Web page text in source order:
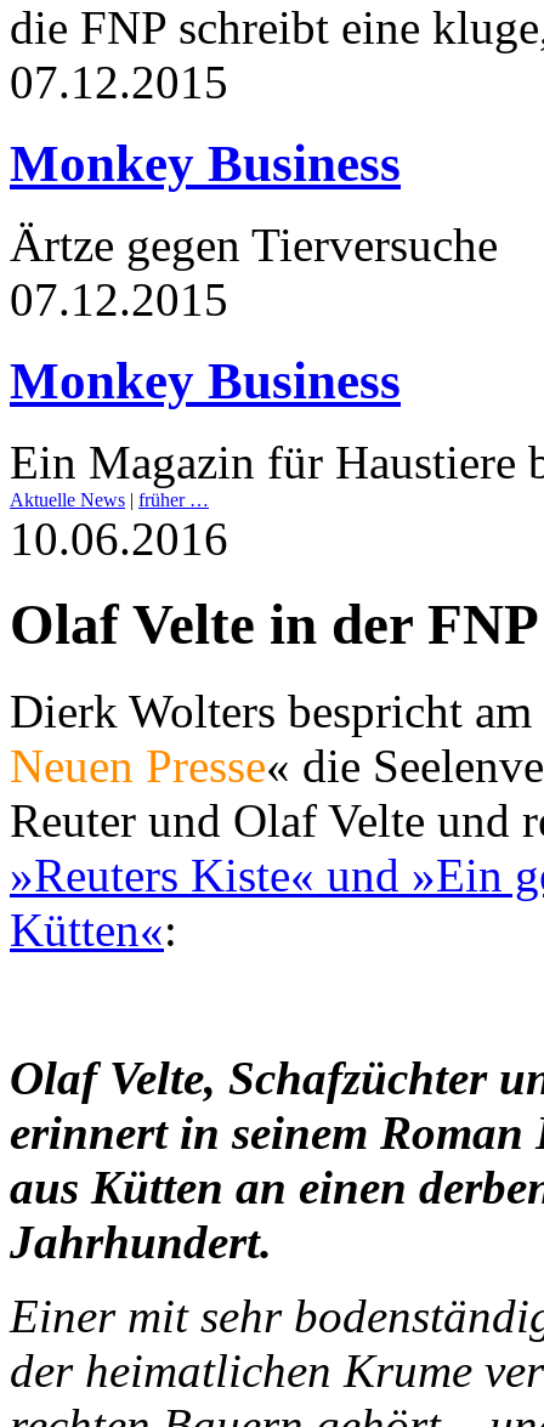
die FNP schreibt eine
07.12.2015
Monkey Business
Ärtze gegen Tierversuche
07.12.2015
Monkey Business
Ein Magazin für Haustiere
Aktuelle News | früher …
10.06.2016
Olaf Velte in der FNP
Dierk Wolters bespricht
Neuen Presse« die
Reuter und Olaf Velte und
»Reuters Kiste« und »Ein
Kütten«:
Olaf Velte, Schafzüchter
erinnert in seinem
aus Kütten an einen
Jahrhundert.
Einer mit sehr
der heimatlichen Krume